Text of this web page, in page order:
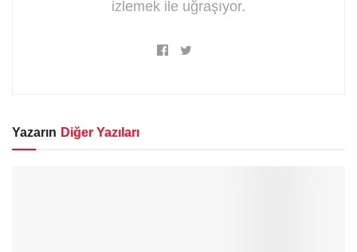
izlemek ile uğraşıyor.
Yazarın Diğer Yazıları